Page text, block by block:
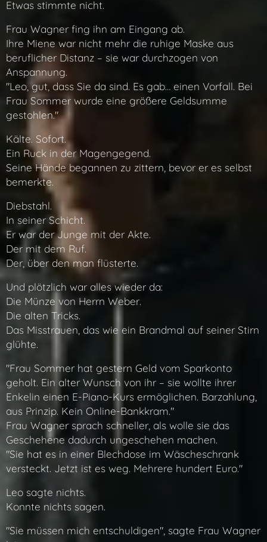
Etwas stimmte nicht.
Frau Wagner fing ihn am Eingang ab.
Ihre Miene war nicht mehr die ruhige Maske aus
beruflicher Distanz – sie war durchzogen von
Anspannung.
"Leo, gut, dass Sie da sind. Es gab… einen Vorfall. Bei
Frau Sommer wurde eine größere Geldsumme
gestohlen."
Kälte. Sofort.
Ein Ruck in der Magengegend.
Seine Hände begannen zu zittern, bevor er es selbst
bemerkte.
Diebstahl.
In seiner Schicht.
Er war der Junge mit der Akte.
Der mit dem Ruf.
Der, über den man flüsterte.
Und plötzlich war alles wieder da:
Die Münze von Herrn Weber.
Die alten Tricks.
Das Misstrauen, das wie ein Brandmal auf seiner Stirn
glühte.
"Frau Sommer hat gestern Geld vom Sparkonto
geholt. Ein alter Wunsch von ihr – sie wollte ihrer
Enkelin einen E-Piano-Kurs ermöglichen. Barzahlung,
aus Prinzip. Kein Online-Bankkram."
Frau Wagner sprach schneller, als wolle sie das
Geschehene dadurch ungeschehen machen.
"Sie hat es in einer Blechdose im Wäscheschrank
versteckt. Jetzt ist es weg. Mehrere hundert Euro."
Leo sagte nichts.
Konnte nichts sagen.
"Sie müssen mich entschuldigen", sagte Frau Wagner